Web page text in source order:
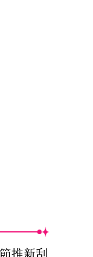
推新刮